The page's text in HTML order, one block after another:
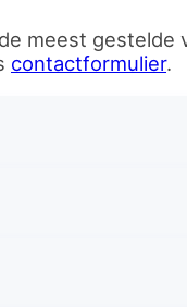
meest gestelde
contactformulier.